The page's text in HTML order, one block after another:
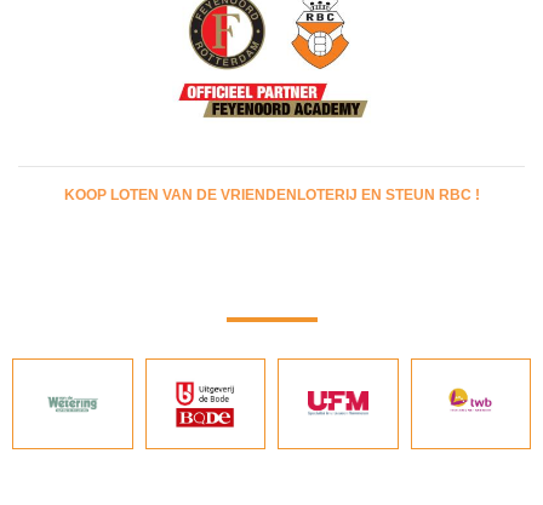
KOOP LOTEN VAN DE VRIENDENLOTERIJ EN STEUN RBC !